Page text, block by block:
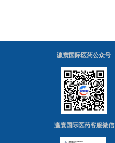
瀛寰国际医药公众号
瀛寰国际医药客服微信